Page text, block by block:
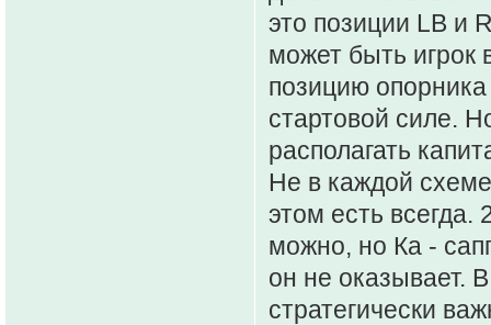
это позиции LB и
может быть игрок
позицию опорника
стартовой силе.
располагать
Не в каждой
этом есть всегда.
можно, но Ка -
он не оказывает.
стратегически